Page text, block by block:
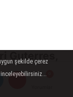
Guterres,
sonrası
şekilde çerez
inceleyebilirsiniz...